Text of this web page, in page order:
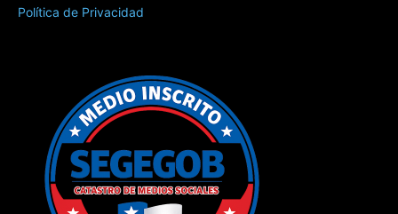
Política de Privacidad